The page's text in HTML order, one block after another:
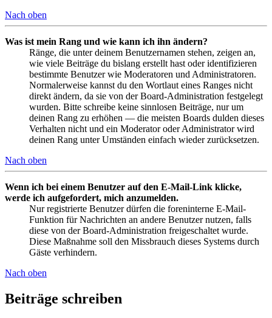
Nach oben
Was ist mein Rang und wie kann ich ihn ändern?
Ränge, die unter deinem Benutzernamen stehen, zeigen an,
wie viele Beiträge du bislang erstellt hast oder identifizieren
bestimmte Benutzer wie Moderatoren und Administratoren.
Normalerweise kannst du den Wortlaut eines Ranges nicht
direkt ändern, da sie von der Board-Administration festgelegt
wurden. Bitte schreibe keine sinnlosen Beiträge, nur um
deinen Rang zu erhöhen — die meisten Boards dulden dieses
Verhalten nicht und ein Moderator oder Administrator wird
deinen Rang unter Umständen einfach wieder zurücksetzen.
Nach oben
Wenn ich bei einem Benutzer auf den E-Mail-Link klicke,
werde ich aufgefordert, mich anzumelden.
Nur registrierte Benutzer dürfen die foreninterne E-Mail-
Funktion für Nachrichten an andere Benutzer nutzen, falls
diese von der Board-Administration freigeschaltet wurde.
Diese Maßnahme soll den Missbrauch dieses Systems durch
Gäste verhindern.
Nach oben
Beiträge schreiben